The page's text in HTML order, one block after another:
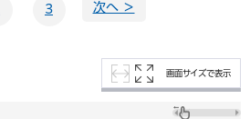
3 次へ ＞
画面サイズで表示